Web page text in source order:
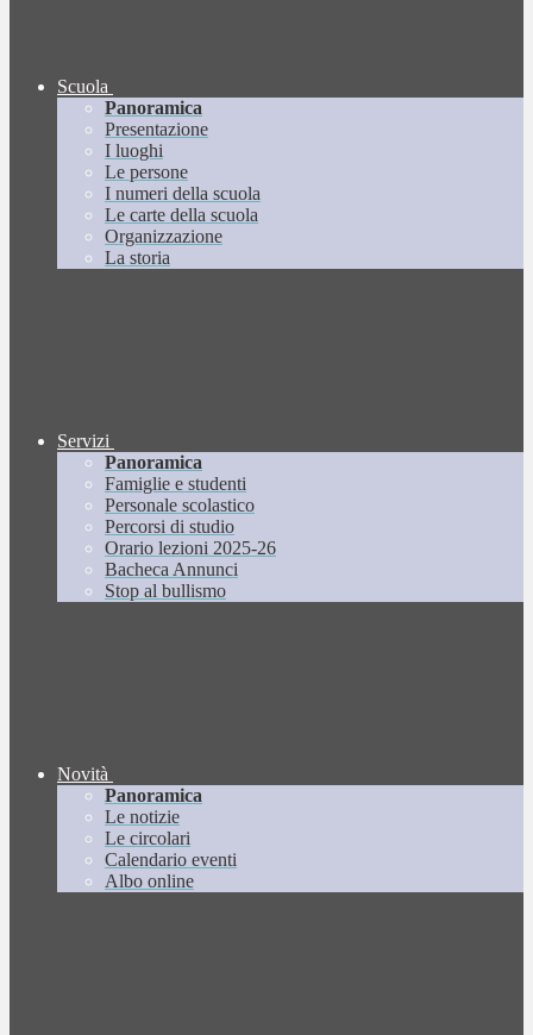
Scuola
Panoramica
Presentazione
I luoghi
Le persone
I numeri della scuola
Le carte della scuola
Organizzazione
La storia
Servizi
Panoramica
Famiglie e studenti
Personale scolastico
Percorsi di studio
Orario lezioni 2025-26
Bacheca Annunci
Stop al bullismo
Novità
Panoramica
Le notizie
Le circolari
Calendario eventi
Albo online